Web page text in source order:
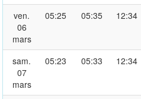
ven.
06
mars
05:25 05:35 12:34
sam.
07
mars
05:23 05:33 12:34